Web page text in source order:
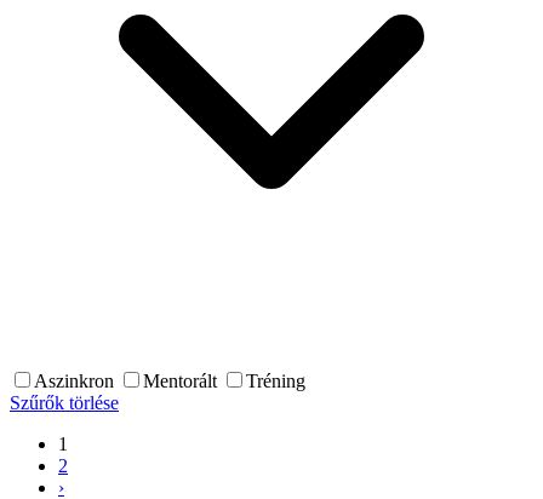
Aszinkron Mentorált
Tréning
Szűrők törlése
1
2
›